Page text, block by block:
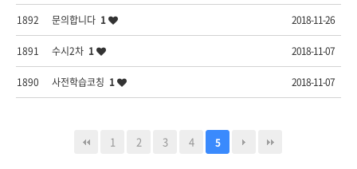
1892 문의합니다 1 2018-11-26
1891 수시2차 1 2018-11-07
1890 사전학습코칭 1 2018-11-07
1 2 3 4 5